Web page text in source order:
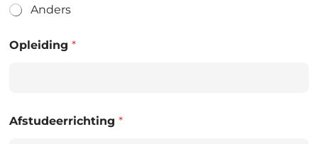
Anders
Opleiding *
Afstudeerrichting *